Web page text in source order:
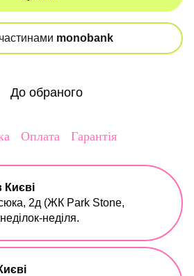
monobank
До обраного
Оплата Гарантія
Києві
2д (ЖК Park Stone,
неділя.